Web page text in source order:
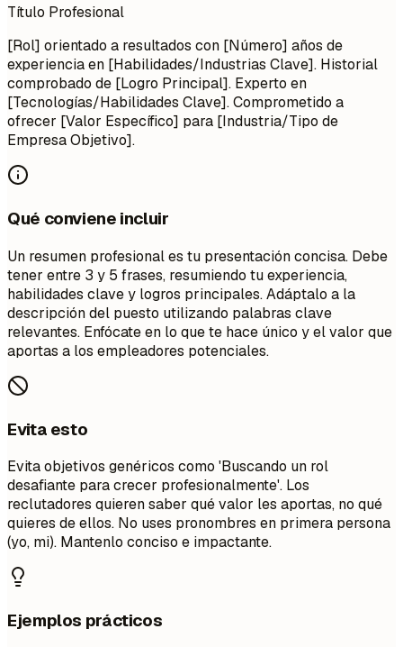
Título Profesional
[Rol] orientado a resultados con [Número] años de
experiencia en [Habilidades/Industrias Clave]. Historial
comprobado de [Logro Principal]. Experto en
[Tecnologías/Habilidades Clave]. Comprometido a
ofrecer [Valor Específico] para [Industria/Tipo de
Empresa Objetivo].
Qué conviene incluir
Un resumen profesional es tu presentación concisa. Debe
tener entre 3 y 5 frases, resumiendo tu experiencia,
habilidades clave y logros principales. Adáptalo a la
descripción del puesto utilizando palabras clave
relevantes. Enfócate en lo que te hace único y el valor que
aportas a los empleadores potenciales.
Evita esto
Evita objetivos genéricos como 'Buscando un rol
desafiante para crecer profesionalmente'. Los
reclutadores quieren saber qué valor les aportas, no qué
quieres de ellos. No uses pronombres en primera persona
(yo, mi). Mantenlo conciso e impactante.
Ejemplos prácticos